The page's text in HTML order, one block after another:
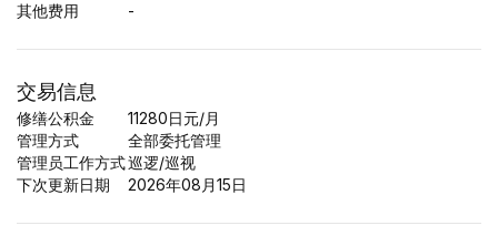
其他费用
-
交易信息
修缮公积金
11280日元/月
管理方式
全部委托管理
管理员工作方式巡逻/巡视
下次更新日期
2026年08月15日